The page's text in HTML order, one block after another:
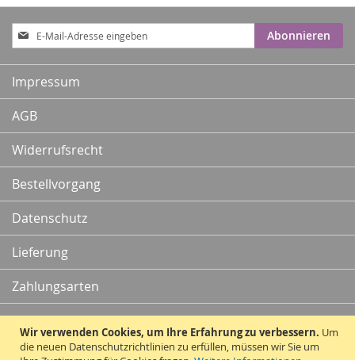
Wir verwenden Cookies, um Ihre Erfahrung zu verbessern. Um
die neuen Datenschutzrichtlinien zu erfüllen, müssen wir Sie um
Anmeldung
zum
Newsletter:
Abonnieren
Impressum
AGB
Widerrufsrecht
Bestellvorgang
Datenschutz
Lieferung
Zahlungsarten
Kontakt